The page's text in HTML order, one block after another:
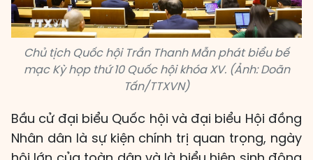
Chủ tịch Quốc hội Trần Thanh Mẫn phát biểu bế
mạc Kỳ họp thứ 10 Quốc hội khóa XV. (Ảnh: Doãn
Tấn/TTXVN)
Bầu cử đại biểu Quốc hội và đại biểu Hội đồng
Nhân dân là sự kiện chính trị quan trọng, ngày